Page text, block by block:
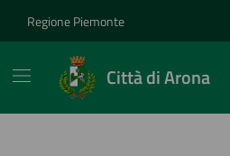
Regione Piemonte
Città di Arona